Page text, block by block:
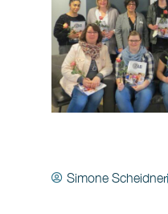
Simone Scheidner